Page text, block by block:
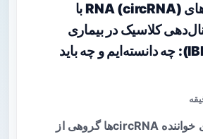
ارتباط حلقه‌ای‌های RNA (circRNA) با
کلاسیک در بیماری
التهابی روده (IBD): چه دانسته‌ایم و چه باید
خلاصه سریع برای خواننده circRNAها گروهی از